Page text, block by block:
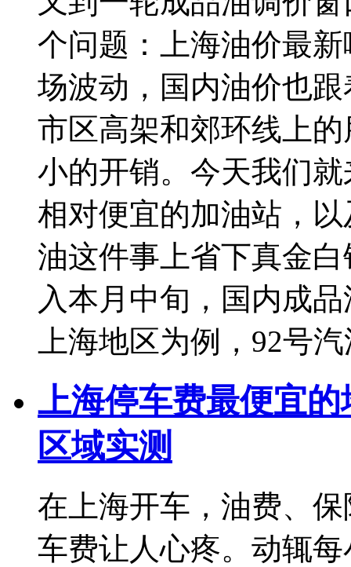
个问题：上海油价最
场波动，国内油价也
市区高架和郊环线上
小的开销。今天我们
相对便宜的加油站，
油这件事上省下真金
入本月中旬，国内成
上海地区为例，92号
上海停车费最便宜
区域实测
在上海开车，油费、
车费让人心疼。动辄